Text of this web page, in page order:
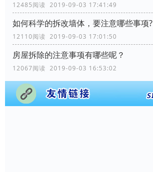
12485阅读 2019-09-03 17:41:49
如何科学的拆改墙体，要注意哪些事项?
12110阅读 2019-09-03 17:01:50
房屋拆除的注意事项有哪些呢？
12067阅读 2019-09-03 16:53:02